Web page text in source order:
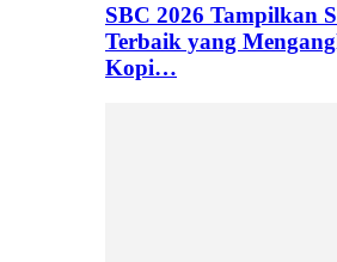
SBC 2026 Tampilkan
Terbaik yang
Kopi…